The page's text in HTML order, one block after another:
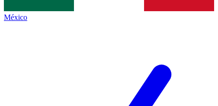
México